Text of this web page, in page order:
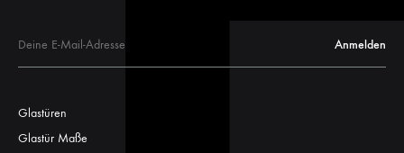
Glastüren
Glastür Maße